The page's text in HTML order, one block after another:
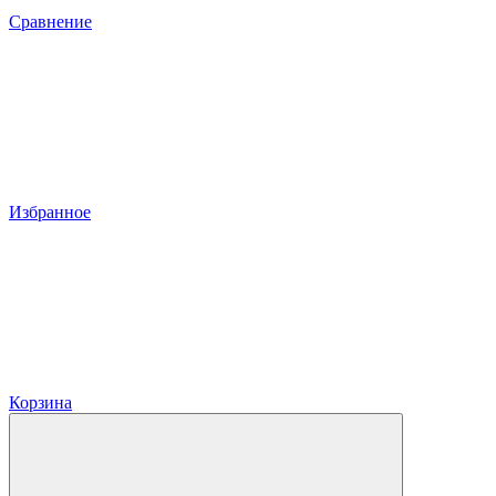
Сравнение
Избранное
Корзина